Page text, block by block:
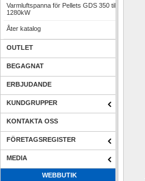
Varmluftspanna för Pellets GDS 350 till
1280kW
Åter katalog
OUTLET
BEGAGNAT
ERBJUDANDE
KUNDGRUPPER
KONTAKTA OSS
FÖRETAGSREGISTER
MEDIA
WEBBUTIK